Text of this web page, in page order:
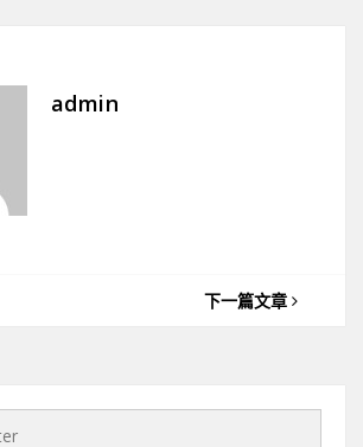
admin
下一篇文章